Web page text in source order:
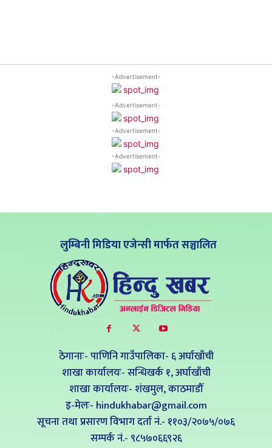
-Advertisement-
-Advertisement-
-Advertisement-
-Advertisement-
लुम्बिनी मिडिया एजेन्सी मार्फत सञ्चालित
ठेगानाः- पाणिनि गाउँपालिका- ६ अर्घाखाँची
शाखा कार्यालयः- सन्धिखर्क १, अर्घाखाँची
शाखा कार्यालयः- शंखमुल, काठमाडौँ
इ-मेलः- hindukhabar@gmail.com
सूचना तथा प्रसारण विभाग दर्ता नं.- ११०३/२०७५/०७६
सम्पर्क नं‍.- ९८५७०६६९२६